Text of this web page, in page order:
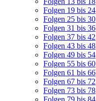
Folgen 19 bis 24
Folgen 25 bis 30
Folgen 31 bis 36
Folgen 37 bis 42
Folgen 43 bis 48
Folgen 49 bis 54
Folgen 55 bis 60
Folgen 61 bis 66
Folgen 67 bis 72
Folgen 73 bis 78
Folgen 79 bis 84